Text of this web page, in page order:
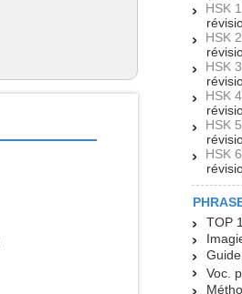
HSK
HSK
HSK
HSK
HSK
HSK
TOP
Voc.